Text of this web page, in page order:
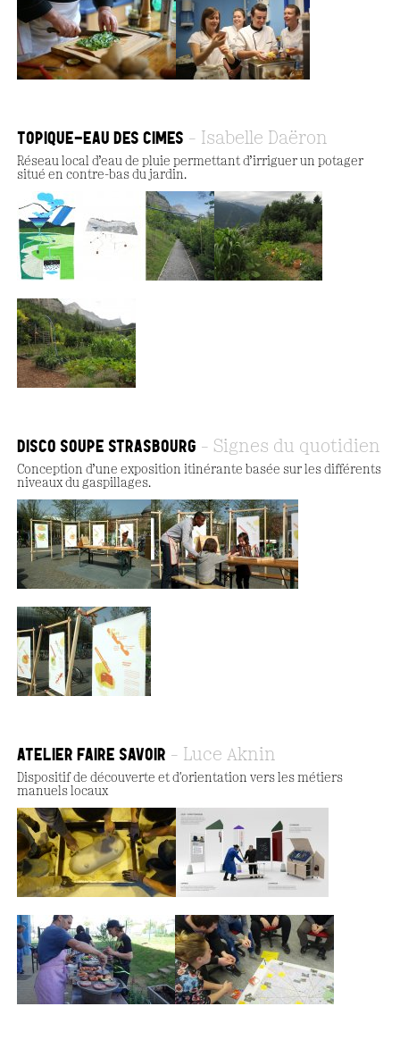
TOPIQUE-EAU DES CIMES Isabelle Daëron
Réseau local d’eau de pluie permettant d’irriguer un potager
situé en contre-bas du jardin.
DISCO SOUPE STRASBOURG Signes du quotidien
Conception d’une exposition itinérante basée sur les différents
niveaux du gaspillages.
ATELIER FAIRE SAVOIR Luce Aknin
Dispositif de découverte et d'orientation vers les métiers
manuels locaux